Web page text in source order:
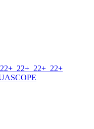
22+ 22+ 22+ 22+